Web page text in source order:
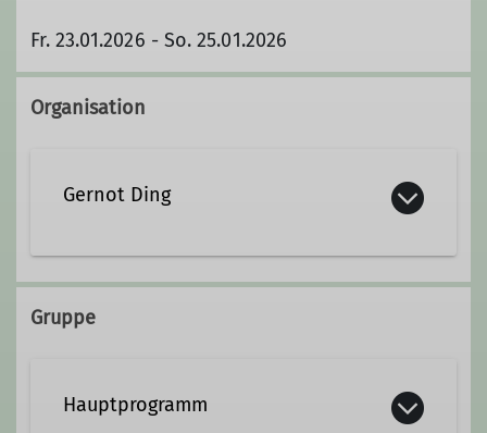
Fr. 23.01.2026 - So. 25.01.2026
Organisation
Gernot Ding
Qualifikationen
Gruppe
Hauptprogramm